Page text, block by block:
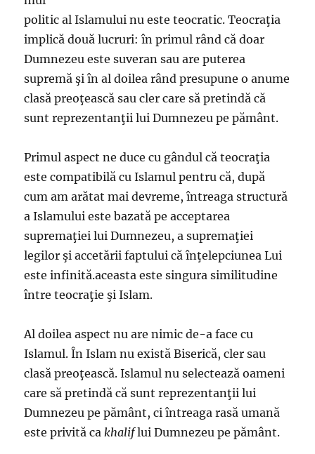
politic al Islamului nu este teocratic. Teocraţia
implică două lucruri: în primul rând că doar
Dumnezeu este suveran sau are puterea
supremă şi în al doilea rând presupune o anume
clasă preoţească sau cler care să pretindă că
sunt reprezentanţii lui Dumnezeu pe pământ.
Primul aspect ne duce cu gândul că teocraţia
este compatibilă cu Islamul pentru că, după
cum am arătat mai devreme, întreaga structură
a Islamului este bazată pe acceptarea
supremaţiei lui Dumnezeu, a supremaţiei
legilor şi accetării faptului că înţelepciunea Lui
este infinită.aceasta este singura similitudine
între teocraţie şi Islam.
Al doilea aspect nu are nimic de-a face cu
Islamul. În Islam nu există Biserică, cler sau
clasă preoţească. Islamul nu selectează oameni
care să pretindă că sunt reprezentanţii lui
Dumnezeu pe pământ, ci întreaga rasă umană
este privită cakhaliflui Dumnezeu pe pământ.